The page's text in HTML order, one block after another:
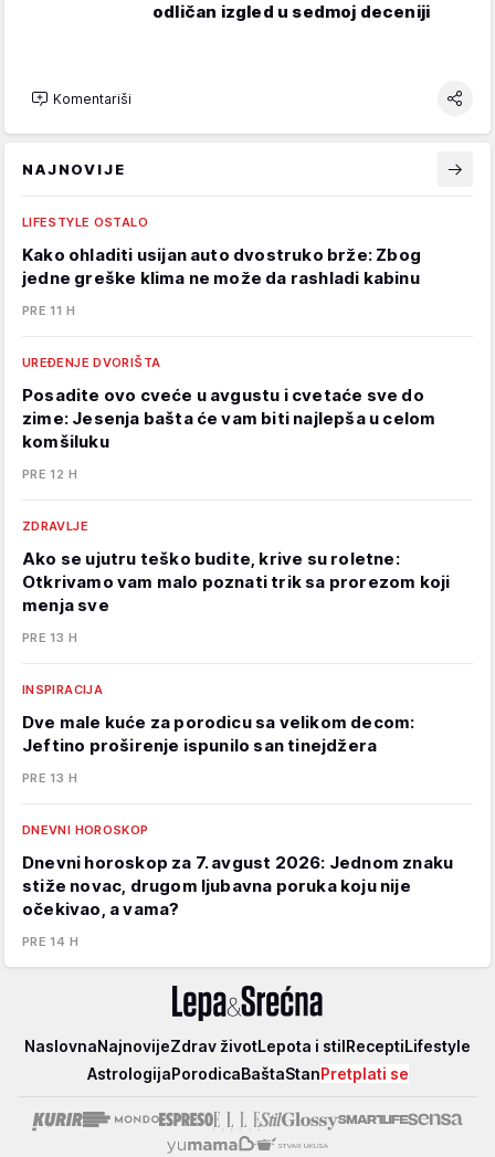
odličan izgled u sedmoj deceniji
Komentariši
NAJNOVIJE
LIFESTYLE OSTALO
Kako ohladiti usijan auto dvostruko brže: Zbog
jedne greške klima ne može da rashladi kabinu
PRE 11 H
UREĐENJE DVORIŠTA
Posadite ovo cveće u avgustu i cvetaće sve do
zime: Jesenja bašta će vam biti najlepša u celom
komšiluku
PRE 12 H
ZDRAVLJE
Ako se ujutru teško budite, krive su roletne:
Otkrivamo vam malo poznati trik sa prorezom koji
menja sve
PRE 13 H
INSPIRACIJA
Dve male kuće za porodicu sa velikom decom:
Jeftino proširenje ispunilo san tinejdžera
PRE 13 H
DNEVNI HOROSKOP
Dnevni horoskop za 7. avgust 2026: Jednom znaku
stiže novac, drugom ljubavna poruka koju nije
očekivao, a vama?
PRE 14 H
Lepa
NaslovnaNajnovijeZdrav životLepota i stilReceptiLifestyle
AstrologijaPorodicaBaštaStanPretplati se